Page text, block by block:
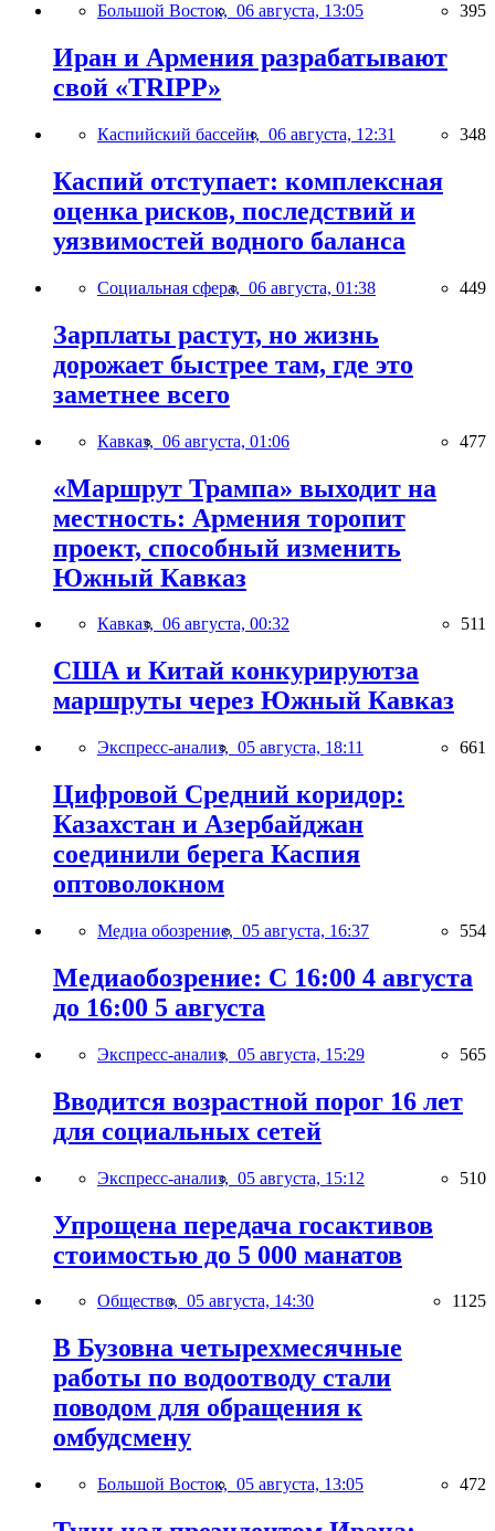
Большой Восток, 06 августа, 13:05 395
Иран и Армения разрабатывают
свой «TRIPP»
Каспийский бассейн, 06 августа, 12:31 348
Каспий отступает: комплексная
оценка рисков, последствий и
уязвимостей водного баланса
Социальная сфера, 06 августа, 01:38 449
Зарплаты растут, но жизнь
дорожает быстрее там, где это
заметнее всего
Кавказ, 06 августа, 01:06 477
«Маршрут Трампа» выходит на
местность: Армения торопит
проект, способный изменить
Южный Кавказ
Кавказ, 06 августа, 00:32 511
США и Китай конкурируютза
маршруты через Южный Кавказ
Экспресс-анализ, 05 августа, 18:11 661
Цифровой Средний коридор:
Казахстан и Азербайджан
соединили берега Каспия
оптоволокном
Медиа обозрение, 05 августа, 16:37 554
Медиаобозрение: С 16:00 4 августа
до 16:00 5 августа
Экспресс-анализ, 05 августа, 15:29 565
Вводится возрастной порог 16 лет
для социальных сетей
Экспресс-анализ, 05 августа, 15:12 510
Упрощена передача госактивов
стоимостью до 5 000 манатов
Общество, 05 августа, 14:30 1125
В Бузовна четырехмесячные
работы по водоотводу стали
поводом для обращения к
омбудсмену
Большой Восток, 05 августа, 13:05 472